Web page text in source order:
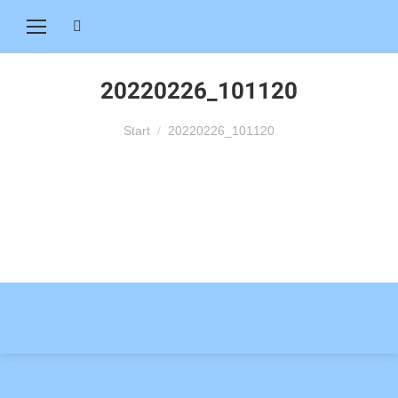
Search:
20220226_101120
Sie befinden sich hier:
Start 20220226_101120